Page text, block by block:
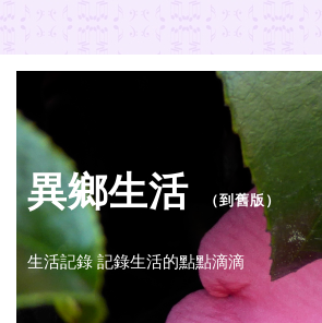
異鄉生活 （到舊版）
生活記錄 記錄生活的點點滴滴